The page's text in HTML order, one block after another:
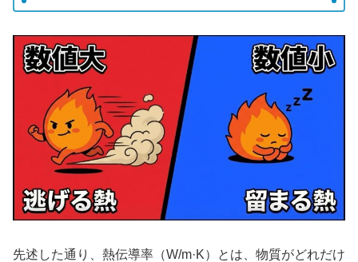
先述した通り、熱伝導率（W/m·K）とは、物質がどれだけ